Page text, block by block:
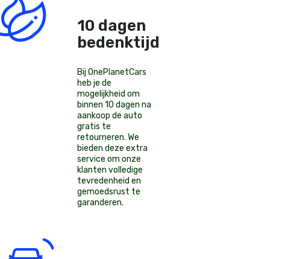
10 dagen
bedenktijd!
Bij OnePlanetCars
heb je de
mogelijkheid om
binnen 10 dagen na
aankoop de auto
gratis te
retourneren. We
bieden deze extra
service om onze
klanten volledige
tevredenheid en
gemoedsrust te
garanderen.